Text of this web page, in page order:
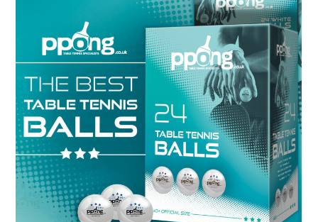
Table Tennis Balls –
PPONG.CO.UK.
Opakowania